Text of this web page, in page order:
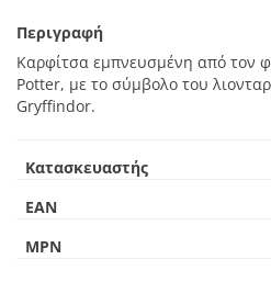
Περιγραφή
Καρφίτσα εμπνευσμένη από τον
Potter, με το σύμβολο του
Gryffindor.
Κατασκευαστής
EAN
MPN